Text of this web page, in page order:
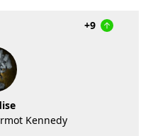
+9
Kennedy